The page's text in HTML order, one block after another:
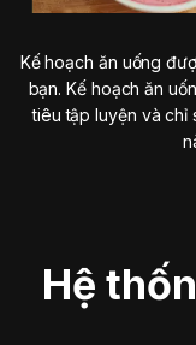
Kế hoạch ăn uống
bạn. Kế hoạch ăn
tiêu tập luyện và
Hệ